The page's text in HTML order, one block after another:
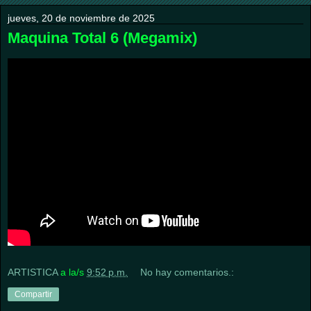
jueves, 20 de noviembre de 2025
Maquina Total 6 (Megamix)
ARTISTICA a la/s 9:52 p.m. No hay comentarios.:
Compartir